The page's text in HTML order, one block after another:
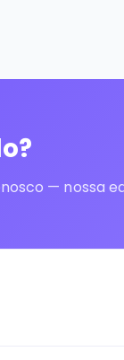
— nossa